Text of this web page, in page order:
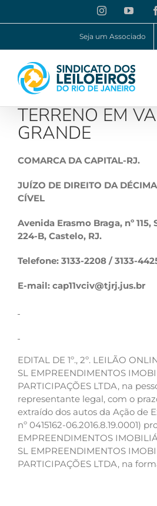
Instagram
Seja um Associado
TERRENO EM
GRANDE
COMARCA DA CAPITAL-RJ.
JUÍZO DE DIREITO DA
CÍVEL
Avenida Erasmo Braga, nº 115,
224-B, Castelo, RJ.
Telefone: 3133-2208 / 3133-
E-mail: cap11vciv@tjrj.jus.br
EDITAL DE 1º., 2º. LEILÃO
SL EMPREENDIMENTOS
PARTICIPAÇÕES LTDA, na
representante legal, com o
extraído dos autos da Ação de
nº 0415162-06.2016.8.19.0001)
EMPREENDIMENTOS
SL EMPREENDIMENTOS
PARTICIPAÇÕES LTDA, na